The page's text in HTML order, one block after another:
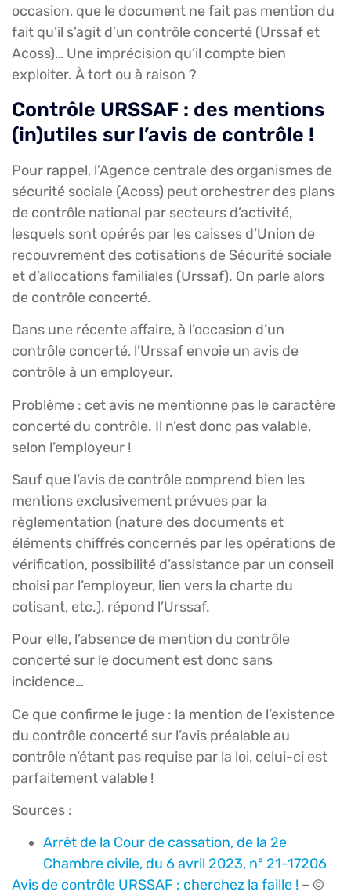
occasion, que le document ne fait pas mention du
fait qu’il s’agit d’un contrôle concerté (Urssaf et
Acoss)… Une imprécision qu’il compte bien
exploiter. À tort ou à raison ?
Contrôle URSSAF : des mentions
(in)utiles sur l’avis de contrôle !
Pour rappel, l’Agence centrale des organismes de
sécurité sociale (Acoss) peut orchestrer des plans
de contrôle national par secteurs d’activité,
lesquels sont opérés par les caisses d’Union de
recouvrement des cotisations de Sécurité sociale
et d’allocations familiales (Urssaf). On parle alors
de contrôle concerté.
Dans une récente affaire, à l’occasion d’un
contrôle concerté, l’Urssaf envoie un avis de
contrôle à un employeur.
Problème : cet avis ne mentionne pas le caractère
concerté du contrôle. Il n’est donc pas valable,
selon l’employeur !
Sauf que l’avis de contrôle comprend bien les
mentions exclusivement prévues par la
règlementation (nature des documents et
éléments chiffrés concernés par les opérations de
vérification, possibilité d’assistance par un conseil
choisi par l’employeur, lien vers la charte du
cotisant, etc.), répond l’Urssaf.
Pour elle, l’absence de mention du contrôle
concerté sur le document est donc sans
incidence…
Ce que confirme le juge : la mention de l’existence
du contrôle concerté sur l’avis préalable au
contrôle n’étant pas requise par la loi, celui-ci est
parfaitement valable !
Sources :
Arrêt de la Cour de cassation, de la 2e
Chambre civile, du 6 avril 2023, n° 21-17206
Avis de contrôle URSSAF : cherchez la faille ! – ©